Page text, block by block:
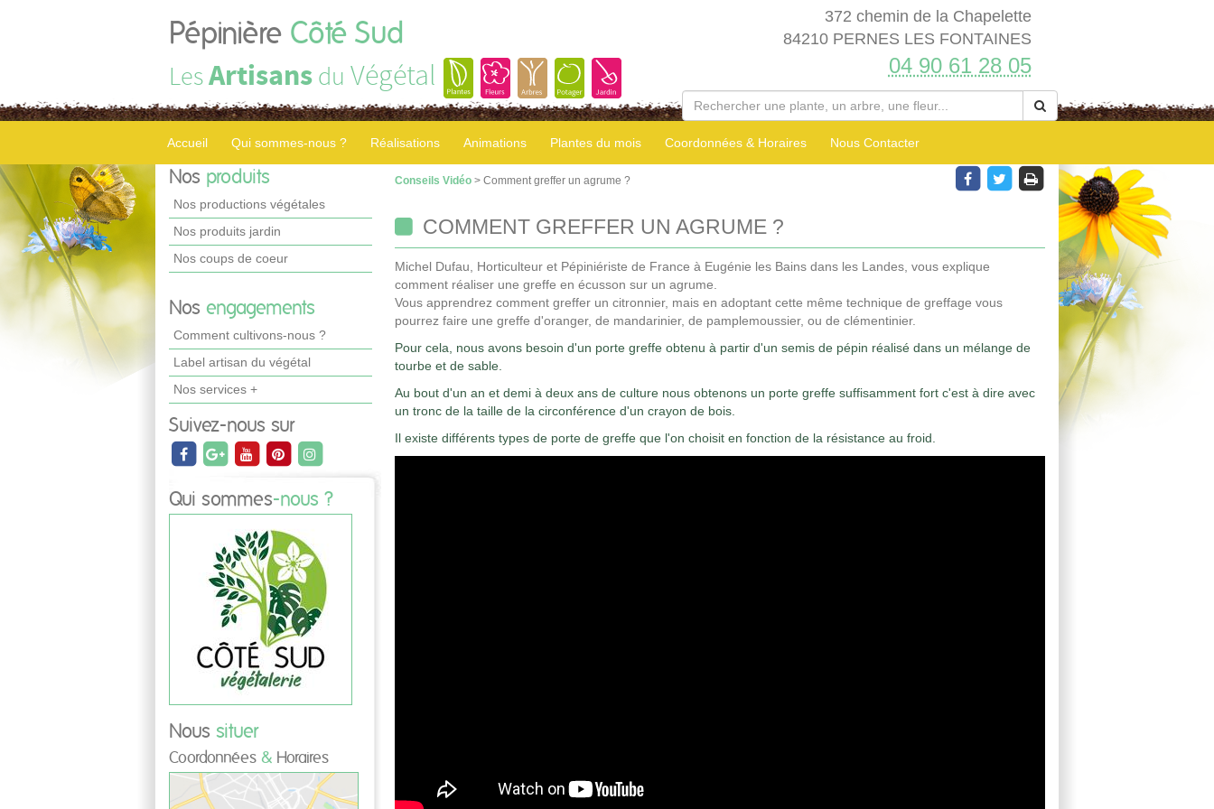
Pépinière Côté Sud
LesArtisans du Végétal
372 chemin de la Chapelette
84210 PERNES LES FONTAINES
04 90 61 28 05
Accueil Qui sommes-nous ? Réalisations Animations Plantes du mois Coordonnées & Horaires Nous Contacter
Nos produits
Nos productions végétales
Nos produits jardin
Nos coups de coeur
Nos engagements
Comment cultivons-nous ?
Label artisan du végétal
Nos services +
Suivez-nous sur
Qui sommes-nous ?
Nous situer
Coordonnées & Horaires
Conseils Vidéo > Comment greffer un agrume ?
COMMENT GREFFER UN AGRUME ?
Michel Dufau, Horticulteur et Pépiniériste de France à Eugénie les Bains dans les Landes, vous explique
comment réaliser une greffe en écusson sur un agrume.
Vous apprendrez comment greffer un citronnier, mais en adoptant cette même technique de greffage vous
pourrez faire une greffe d'oranger, de mandarinier, de pamplemoussier, ou de clémentinier.
Pour cela, nous avons besoin d'un porte greffe obtenu à partir d'un semis de pépin réalisé dans un mélange de
tourbe et de sable.
Au bout d'un an et demi à deux ans de culture nous obtenons un porte greffe suffisamment fort c'est à dire avec
un tronc de la taille de la circonférence d'un crayon de bois.
Il existe différents types de porte de greffe que l'on choisit en fonction de la résistance au froid.